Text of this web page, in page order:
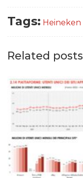
Tags: Heineken
Related posts